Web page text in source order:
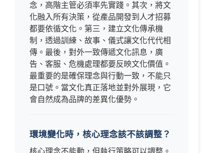
念，高階主管必須率先實踐。其次，將文
化融入所有決策，從產品開發到人才招募
都要依循文化。第三，建立文化傳承機
制，透過訓練、故事、儀式讓文化代代相
傳。最後，對外一致傳遞文化訊息，廣
告、客服、危機處理都要反映文化價值。
最重要的是確保理念與行動一致，不能只
是口號。當文化真正落地並對外展現，它
會自然成為品牌的差異化優勢。
環境變化時，核心理念該不該調整？